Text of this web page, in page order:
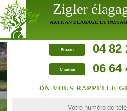
Zigler
ARTISAN ELAGAGE ET
Bureau 04 82
Chantier 06 64
ON VOUS RAPPELLE